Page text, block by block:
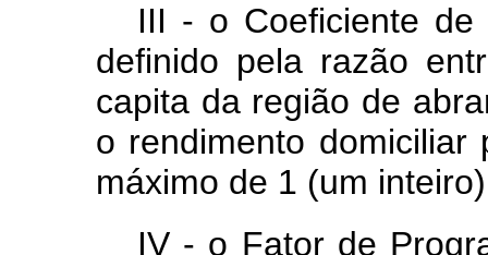
III - o Coeficiente de
definido pela razão
capita da região de
o rendimento
máximo de 1 (um
IV - o Fator de